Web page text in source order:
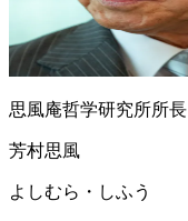
思風庵哲学研究所所長
芳村思風
よしむら・しふう